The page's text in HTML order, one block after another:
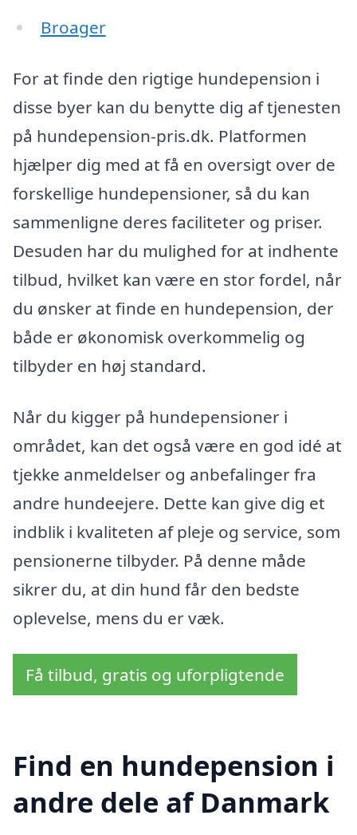
Broager
For at finde den rigtige hundepension i
disse byer kan du benytte dig af tjenesten
på hundepension-pris.dk. Platformen
hjælper dig med at få en oversigt over de
forskellige hundepensioner, så du kan
sammenligne deres faciliteter og priser.
Desuden har du mulighed for at indhente
tilbud, hvilket kan være en stor fordel, når
du ønsker at finde en hundepension, der
både er økonomisk overkommelig og
tilbyder en høj standard.
Når du kigger på hundepensioner i
området, kan det også være en god idé at
tjekke anmeldelser og anbefalinger fra
andre hundeejere. Dette kan give dig et
indblik i kvaliteten af pleje og service, som
pensionerne tilbyder. På denne måde
sikrer du, at din hund får den bedste
oplevelse, mens du er væk.
Få tilbud, gratis og uforpligtende
Find en hundepension i
andre dele af Danmark